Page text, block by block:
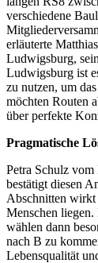
verschiedene
erläuterte
Ludwigsburg,
Ludwigsburg ist
zu nutzen, um
möchten Routen
über perfekte
Pragmatische
Petra Schulz
bestätigt diesen
Abschnitten wirkt
Menschen
wählen dann
nach B zu
Lebens­qualität